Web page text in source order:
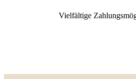
Vielfältige